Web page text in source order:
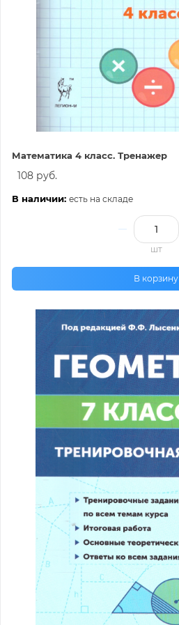
Математика 4 класс. Тренажер
108 руб.
В наличии: есть на складе
шт
В корзину